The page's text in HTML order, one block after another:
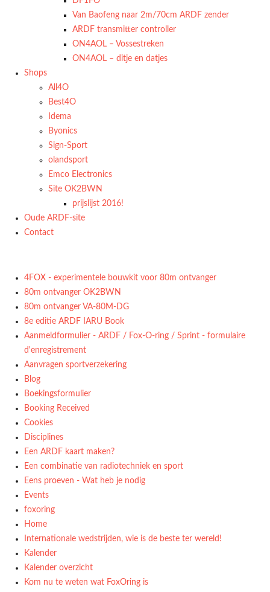
Van Baofeng naar 2m/70cm ARDF zender
ARDF transmitter controller
ON4AOL – Vossestreken
ON4AOL – ditje en datjes
Shops
All4O
Best4O
Idema
Byonics
Sign-Sport
olandsport
Emco Electronics
Site OK2BWN
prijslijst 2016!
Oude ARDF-site
Contact
4FOX - experimentele bouwkit voor 80m ontvanger
80m ontvanger OK2BWN
80m ontvanger VA-80M-DG
8e editie ARDF IARU Book
Aanmeldformulier - ARDF / Fox-O-ring / Sprint - formulaire
d'enregistrement
Aanvragen sportverzekering
Blog
Boekingsformulier
Booking Received
Cookies
Disciplines
Een ARDF kaart maken?
Een combinatie van radiotechniek en sport
Eens proeven - Wat heb je nodig
Events
foxoring
Home
Internationale wedstrijden, wie is de beste ter wereld!
Kalender
Kalender overzicht
Kom nu te weten wat FoxOring is